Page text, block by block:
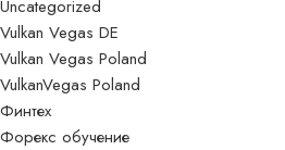
Uncategorized
Vulkan Vegas DE
Vulkan Vegas Poland
VulkanVegas Poland
Финтех
Форекс обучение